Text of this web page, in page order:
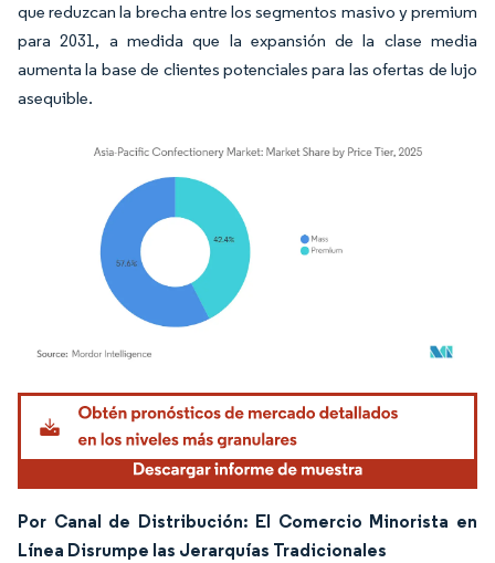
que reduzcan la brecha entre los segmentos masivo y premium
para 2031, a medida que la expansión de la clase media
aumenta la base de clientes potenciales para las ofertas de lujo
asequible.
Imagen © Mordor Intelligence. El uso requiere atribución según CC BY 4.0.
Por Canal de Distribución: El Comercio Minorista en
Línea Disrumpe las Jerarquías Tradicionales